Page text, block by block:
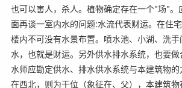
也可以害人，杀人。植物确定存在一个"场"。
面再谈一室内水的问题:水流代表财运。在住
楼内不可没有水景布置。喷水池、小湖、洗
水，也就是财运。另外供水排水系统，也要
水师应勘定供水、排水供水系统与本建筑物
在西北，则为干位（象征在、父），本建筑